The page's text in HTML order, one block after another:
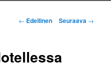
Artikkelien
← Edellinen Seuraava →